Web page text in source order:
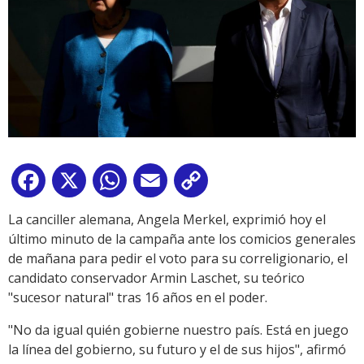
Facebook
X WhatsApp
Email
Link
La canciller alemana, Angela Merkel, exprimió hoy el
último minuto de la campaña ante los comicios generales
de mañana para pedir el voto para su correligionario, el
candidato conservador Armin Laschet, su teórico
"sucesor natural" tras 16 años en el poder.
"No da igual quién gobierne nuestro país. Está en juego
la línea del gobierno, su futuro y el de sus hijos", afirmó